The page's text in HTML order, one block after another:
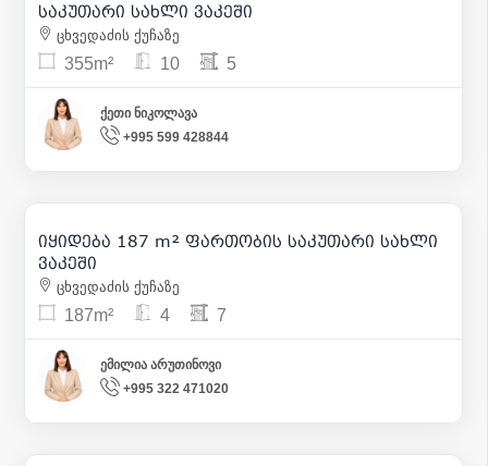
საკუთარი სახლი ვაკეში
ცხვედაძის ქუჩაზე
355m² 10 5
ქეთი ნიკოლავა
+995 599 428844
18
650 000 | m² 3 476
იყიდება 187 m² ფართობის საკუთარი სახლი
ვაკეში
ცხვედაძის ქუჩაზე
187m² 4 7
ემილია არუთინოვი
+995 322 471020
675 000 | m² 1 800